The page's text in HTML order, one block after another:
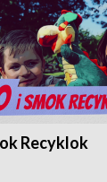
Recyklok